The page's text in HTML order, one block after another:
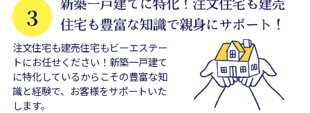
注文住宅も建売住宅もビーエステー
トにお任せください！新築一戸建て
に特化しているからこその豊富な知
識と経験で、お客様をサポートいた
します。